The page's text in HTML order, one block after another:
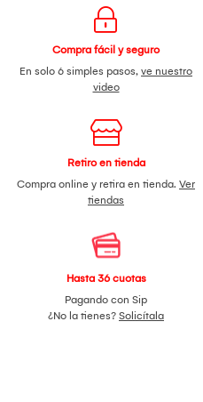
Compra fácil y seguro
En solo 6 simples pasos, ve nuestro
video
Retiro en tienda
Compra online y retira en tienda. Ver
tiendas
Hasta 36 cuotas
Pagando con Sip
¿No la tienes? Solicítala